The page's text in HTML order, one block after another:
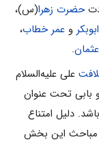
حضرت زهرا(س)،
ابوبکر و عمر خطاب،
عثمان.
علی‌ علیه‌السلام
و بابى تحت عنوان
دلیل امتناع
مباحث این بخش